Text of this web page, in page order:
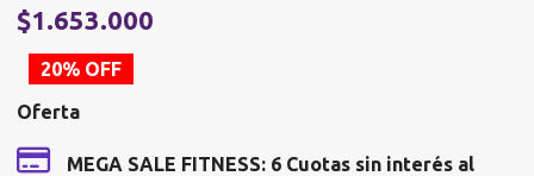
El
precio
original
era:
$2.066.250.
$1.653.000
20% OFF
Oferta
MEGA SALE FITNESS: 6 Cuotas sin interés al